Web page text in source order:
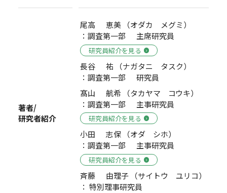
著者/
研究者紹介
尾高 恵美 （オダカ メグミ）
：調査第一部 主席研究員
研究員紹介を見る
長谷 祐 （ナガタニ タスク）
：調査第一部 研究員
髙山 航希 （タカヤマ コウキ）
：調査第一部 主事研究員
研究員紹介を見る
小田 志保 （オダ シホ）
：調査第一部 主事研究員
研究員紹介を見る
斉藤 由理子 （サイトウ ユリコ）
： 特別理事研究員